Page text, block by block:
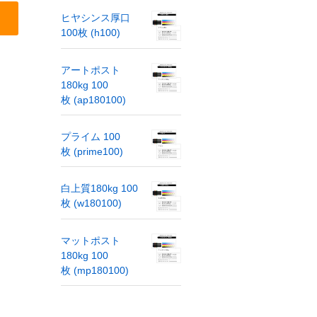
ヒヤシンス厚口
100枚 (h100)
アートポスト
180kg 100
枚 (ap180100)
プライム 100
枚 (prime100)
白上質180kg 100
枚 (w180100)
マットポスト
180kg 100
枚 (mp180100)